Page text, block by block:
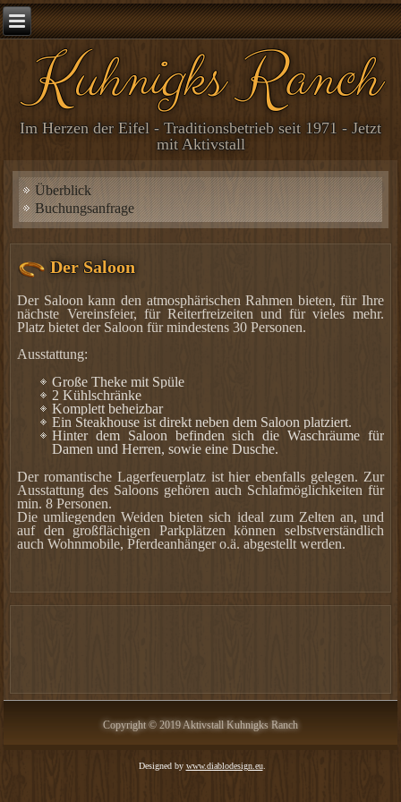
Kuhnigks Ranch
Im Herzen der Eifel - Traditionsbetrieb seit 1971 - Jetzt
mit Aktivstall
Überblick
Buchungsanfrage
Der Saloon
Der Saloon kann den atmosphärischen Rahmen bieten, für Ihre
nächste Vereinsfeier, für Reiterfreizeiten und für vieles mehr.
Platz bietet der Saloon für mindestens 30 Personen.
Ausstattung:
Große Theke mit Spüle
2 Kühlschränke
Komplett beheizbar
Ein Steakhouse ist direkt neben dem Saloon platziert.
Hinter dem Saloon befinden sich die Waschräume für
Damen und Herren, sowie eine Dusche.
Der romantische Lagerfeuerplatz ist hier ebenfalls gelegen. Zur
Ausstattung des Saloons gehören auch Schlafmöglichkeiten für
min. 8 Personen.
Die umliegenden Weiden bieten sich ideal zum Zelten an, und
auf den großflächigen Parkplätzen können selbstverständlich
auch Wohnmobile, Pferdeanhänger o.ä. abgestellt werden.
Copyright © 2019Aktivstall Kuhnigks Ranch
Designed by www.diablodesign.eu.